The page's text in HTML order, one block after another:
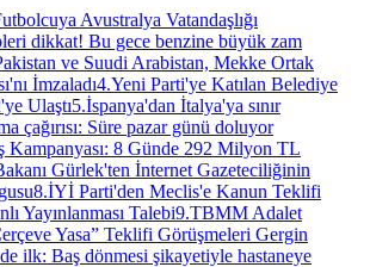
Avustralya Vatandaşlığı
dikkat! Bu gece benzine büyük zam
ve Suudi Arabistan, Mekke Ortak
İmzaladı4.Yeni Parti'ye Katılan Belediye
Ulaştı5.İspanya'dan İtalya'ya sınır
çağırısı: Süre pazar günü doluyor
Kampanyası: 8 Günde 292 Milyon TL
Gürlek'ten İnternet Gazeteciliğinin
8.İYİ Parti'den Meclis'e Kanun Teklifi
Yayınlanması Talebi9.TBMM Adalet
Yasa” Teklifi Görüşmeleri Gergin
ilk: Baş dönmesi şikayetiyle hastaneye